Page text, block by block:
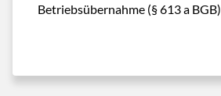
Betriebsübernahme (§ 613 a BGB)